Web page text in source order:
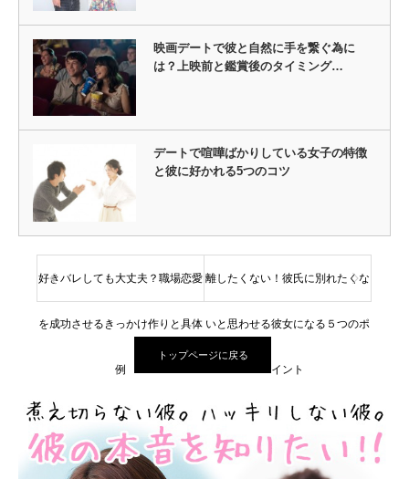
映画デートで彼と自然に手を繋ぐ為に
は？上映前と鑑賞後のタイミング…
デートで喧嘩ばかりしている女子の特徴
と彼に好かれる5つのコツ
好きバレしても大丈夫？職場恋愛
を成功させるきっかけ作りと具体
例
離したくない！彼氏に別れたくな
いと思わせる彼女になる５つのポ
イント
トップページに戻る